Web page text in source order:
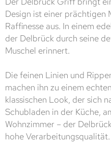
Design ist einer prächtigen
Raffinesse aus. In einem
der Delbrück durch seine
Muschel erinnert.
Die feinen Linien und
machen ihn zu einem
klassischen Look, der sich
Schubladen in der Küche,
Wohnzimmer – der
hohe Verarbeitungsqualität.